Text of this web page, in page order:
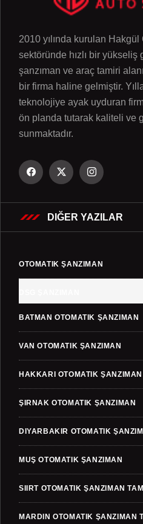
2010 yılında kurulan
sektöründe hızlı bir yükseliş
şanzıman ve araç tamiri
bir firma haline gelmiştir.
teknolojiye ayak uyduran
ön planda tutarak kaliteli ve
sunmaktadır.
DIĞER YAZILAR
OTOMATIK ŞANZIMAN
BATMAN OTOMATIK ŞANZIMAN
VAN OTOMATIK ŞANZIMAN
HAKKARI OTOMATIK ŞANZIMAN
ŞIRNAK OTOMATIK ŞANZIMAN
DIYARBAKIR OTOMATIK
MUŞ OTOMATIK ŞANZIMAN
SIIRT OTOMATIK ŞANZIMAN
MARDIN OTOMATIK ŞANZIMAN